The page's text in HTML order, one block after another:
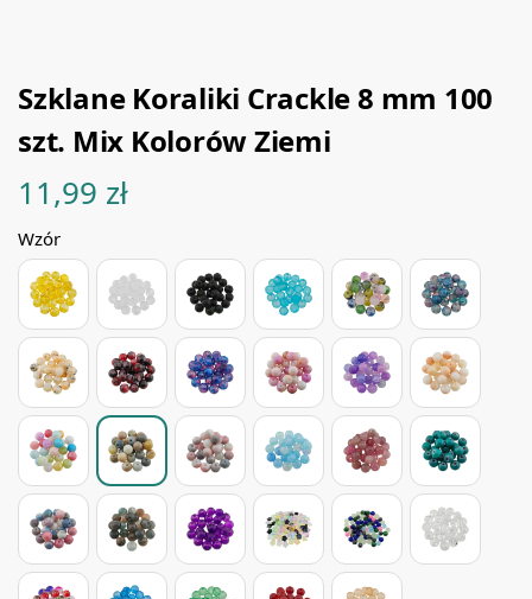
Szklane Koraliki Crackle 8 mm 100
szt. Mix Kolorów Ziemi
11,99 zł
Wzór